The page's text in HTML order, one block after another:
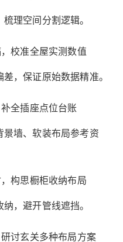
理空间分割逻辑。
，保证原始数据精准。
墙、软装布局参考资
，避开管线遮挡。